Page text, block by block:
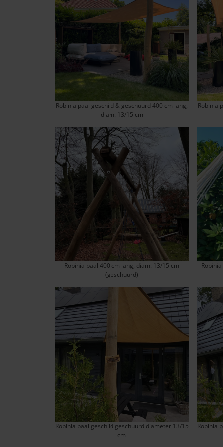
Robinia paal geschild & geschuurd 400 cm lang,
diam. 13/15 cm
Robinia
Robinia paal 400 cm lang, diam. 13/15 cm
(geschuurd)
Robinia paal geschild geschuurd diameter 13/15
cm
Robinia